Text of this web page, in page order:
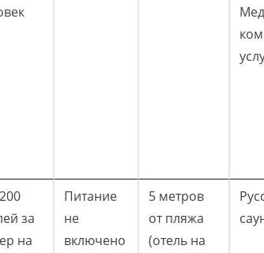
за
на
Питание
не
включено
5 метров
от пляжа
(отель на